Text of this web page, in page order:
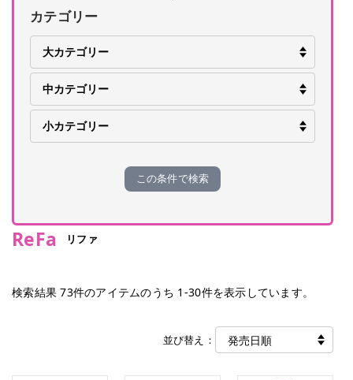
カテゴリー
この条件で検索
ReFa リファ
検索結果73件のアイテムのうち 1 -30件を表示しています。
並び替え：